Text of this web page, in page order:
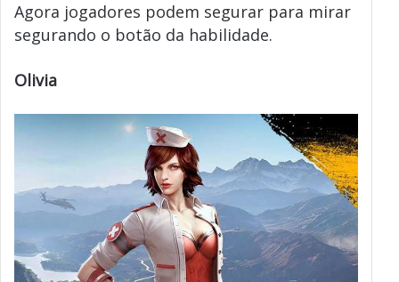
Agora jogadores podem segurar para mirar
segurando o botão da habilidade.
Olivia